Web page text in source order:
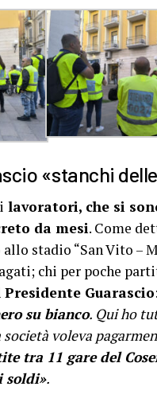
«stanchi
lavoratori, che si
da mesi. Come
stadio “San Vito –
chi per poche
Guarascio
su bianco. Qui ho
società voleva
tra 11 gare del
soldi».